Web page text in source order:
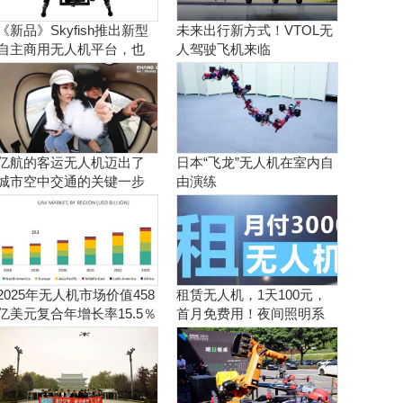
新品》Skyfish推出新型
主商用无人机平台，也
搭载Sony Alpha相机
未来出行新方式！VTOL无
人驾驶飞机来临
航的客运无人机迈出了
市空中交通的关键一步
日本“飞龙”无人机在室内自
由演练
年无人机市场价值458
美元复合年增长率15.5％
租赁无人机，1天100元，
首月免费用！夜间照明系
统施工、抢险、应急救援
利器！